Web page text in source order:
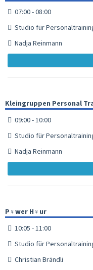
07:00 - 08:00
Studio für
Nadja Reinmann
Kleingruppen Personal
09:00 - 10:00
Studio für
Nadja Reinmann
P♀︎wer H♀︎ur
10:05 - 11:00
Studio für
Christian Brändli